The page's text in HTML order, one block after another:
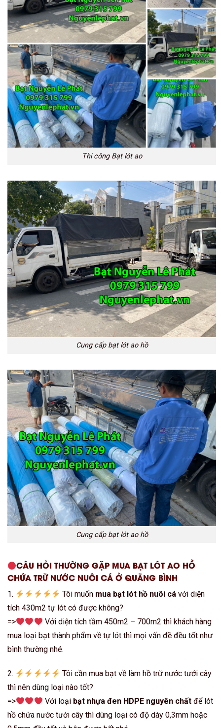
Thi công Bạt lót ao
Cung cấp bạt lót ao hồ
Cung cấp bạt lót ao hồ
CÂU HỎI THƯỜNG GẶP MUA BẠT LÓT AO HỒ
CHỨA TRỮ NƯỚC NUÔI CÁ Ở QUÃNG BÌNH
1. Tôi muốn mua bạt lót hồ nuôi cá với diện
tích 430m2 tự lót có được không?
=>
Với diện tích tầm 450m2 – 700m2 thì khách hàng
mua loại bạt thành phẩm về tự lót thì mọi vấn đề đều tốt như
bình thường nhé.
2.
Tôi cần mua bạt về làm hồ trữ nước tưới cây
thì nên dùng loại nào tốt?
=>
Với loại bạt nhựa đen HDPE nguyên chấtđể lót
hồ chứa nước tưới cây thì dùng loại có độ dày 0,3mm hoặc